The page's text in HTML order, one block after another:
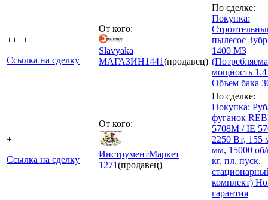
++++
Ссылка на сделку
От кого:
Slavyaka
МАГАЗИН1441(продавец)
По сделке:
Покупка:
пылесос
1400 М3
мощность
Объем бака
+
Ссылка на сделку
От кого:
ИнструментМаркет
1271(продавец)
По сделке:
Покупка:
фуганок
5708M / IE
2250 Вт, 155
мм, 15000
кг, пл. пуск,
комплект)
гарантия